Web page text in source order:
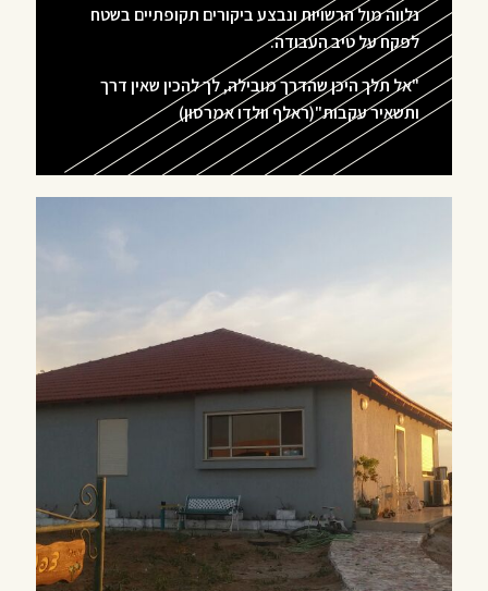
נלווה מול הרשויות ונבצע ביקורים תקופתיים בשטח
לפקח על טיב העבודה.
"אל תלך היכן שהדרך מובילה, לך להכין שאין דרך
ותשאיר עקבות"(ראלף וולדו אמרסון)